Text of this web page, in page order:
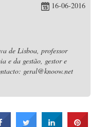
16-06-2016
de Lisboa, professor
e da gestão, gestor e
geral@knoow.net